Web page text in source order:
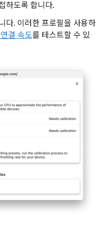
하도록 합니다.
다. 이러한 프로필을 사용하
결 속도를 테스트할 수 있